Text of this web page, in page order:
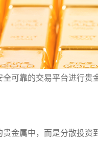
全可靠的交易平台进行
金属中，而是分散投资